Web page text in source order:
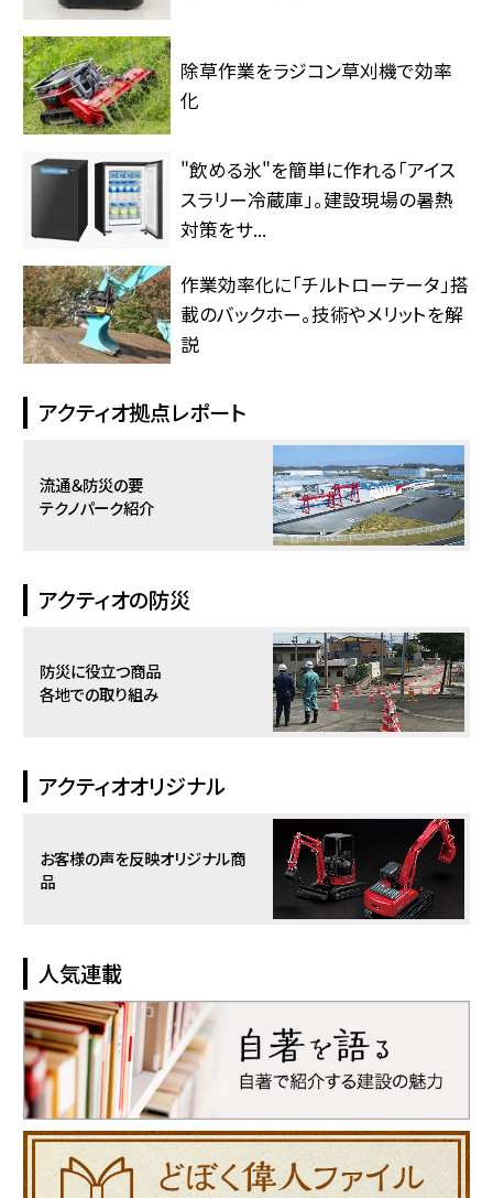
除草作業をラジコン草刈機で効率
化
"飲める氷"を簡単に作れる「アイス
スラリー冷蔵庫」。建設現場の暑熱
対策をサ...
作業効率化に「チルトローテータ」搭
載のバックホー。技術やメリットを解
説
アクティオ拠点レポート
流通＆防災の要
テクノパーク紹介
アクティオの防災
防災に役立つ商品
各地での取り組み
アクティオオリジナル
お客様の声を反映オリジナル商
品
人気連載